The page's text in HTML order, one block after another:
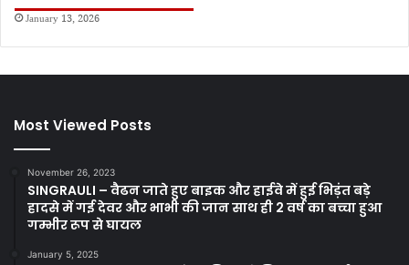
January 13, 2026
Most Viewed Posts
November 26, 2023
SINGRAULI – वैढन जाते हुए बाइक और हाईवे में हुई भिड़ंत बड़े
हादसे में गई देवर और भाभी की जान साथ ही 2 वर्ष का बच्चा हुआ
गम्भीर रूप से घायल
January 5, 2025